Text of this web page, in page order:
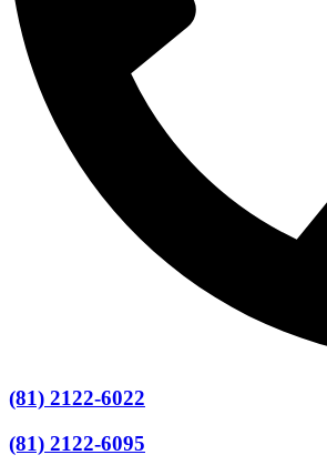
(81) 2122-6022
(81) 2122-6095